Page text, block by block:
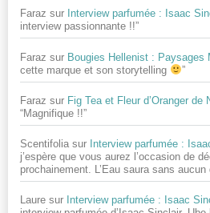
Faraz sur Interview parfumée : Isaac
interview passionnante !!”
Faraz sur Bougies Hellenist : Paysages
cette marque et son storytelling
”
Faraz sur Fig Tea et Fleur d’Oranger
“Magnifique !!”
Scentifolia sur Interview parfumée :
j’espère que vous aurez l’occasion de
prochainement. L’Eau saura sans
Laure sur Interview parfumée : Isaac